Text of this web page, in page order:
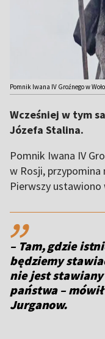
Pomnik Iwana IV Groźnego w
Wcześniej w tym
Józefa Stalina.
Pomnik Iwana IV
w Rosji, przypomina
Pierwszy ustawiono
,,
– Tam, gdzie
będziemy
nie jest stawiany
państwa –
Jurganow.